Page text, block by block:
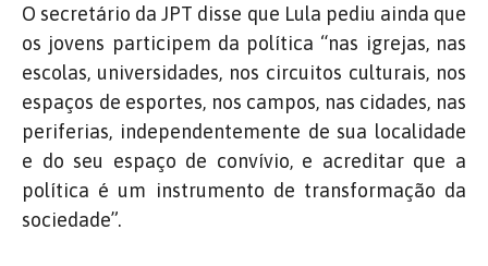
O secretário da JPT disse que Lula pediu ainda que
os jovens participem da política “nas igrejas, nas
escolas, universidades, nos circuitos culturais, nos
espaços de esportes, nos campos, nas cidades, nas
periferias, independentemente de sua localidade
e do seu espaço de convívio, e acreditar que a
política é um instrumento de transformação da
sociedade”.